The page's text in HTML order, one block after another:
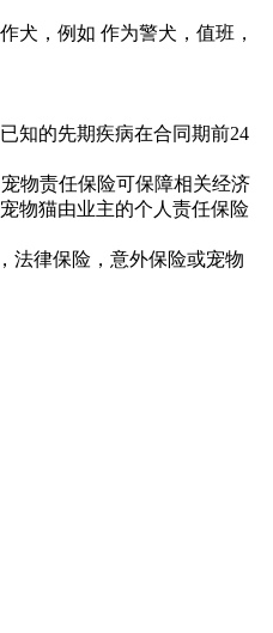
犬，例如 作为警犬，值班，
知的先期疾病在合同期前24
物责任保险可保障相关经济
物猫由业主的个人责任保险
法律保险，意外保险或宠物